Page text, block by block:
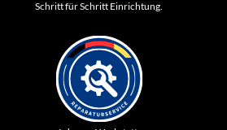
Schritt für Schritt Einrichtung.